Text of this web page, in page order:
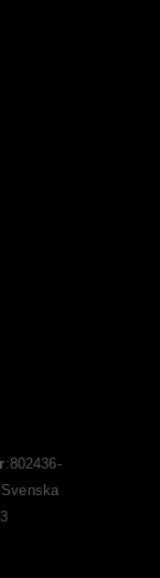
:802436-
Svenska